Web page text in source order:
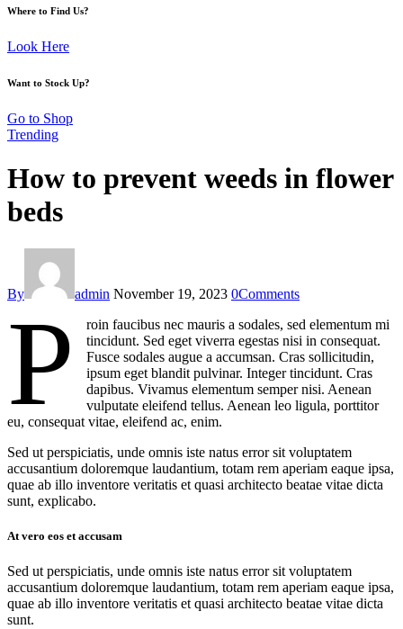
Where to Find Us?
Look Here
Want to Stock Up?
Go to Shop
Trending
How to prevent weeds in flower
beds
By admin November 19, 2023 0Comments
P
roin faucibus nec mauris a sodales, sed elementum mi
tincidunt. Sed eget viverra egestas nisi in consequat.
Fusce sodales augue a accumsan. Cras sollicitudin,
ipsum eget blandit pulvinar. Integer tincidunt. Cras
dapibus. Vivamus elementum semper nisi. Aenean
vulputate eleifend tellus. Aenean leo ligula, porttitor
eu, consequat vitae, eleifend ac, enim.
Sed ut perspiciatis, unde omnis iste natus error sit voluptatem
accusantium doloremque laudantium, totam rem aperiam eaque ipsa,
quae ab illo inventore veritatis et quasi architecto beatae vitae dicta
sunt, explicabo.
At vero eos et accusam
Sed ut perspiciatis, unde omnis iste natus error sit voluptatem
accusantium doloremque laudantium, totam rem aperiam eaque ipsa,
quae ab illo inventore veritatis et quasi architecto beatae vitae dicta
sunt.